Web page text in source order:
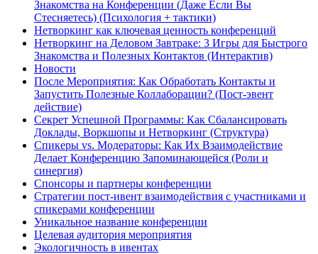
Знакомства на Конференции (Даже Если Вы
Стесняетесь) (Психология + тактики)
Нетворкинг как ключевая ценность конференций
Нетворкинг на Деловом Завтраке: 3 Игры для Быстрого
Знакомства и Полезных Контактов (Интерактив)
Новости
После Мероприятия: Как Обработать Контакты и
Запустить Полезные Коллаборации? (Пост-эвент
действие)
Секрет Успешной Программы: Как Сбалансировать
Доклады, Воркшопы и Нетворкинг (Структура)
Спикеры vs. Модераторы: Как Их Взаимодействие
Делает Конференцию Запоминающейся (Роли и
синергия)
Спонсоры и партнеры конференции
Стратегии пост-ивент взаимодействия с участниками и
спикерами конференции
Уникальное название конференции
Целевая аудитория мероприятия
Экологичность в ивентах